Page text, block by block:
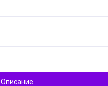
Описание